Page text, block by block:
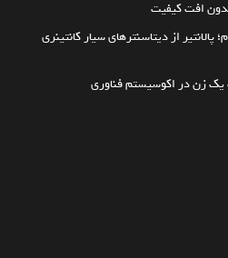
از دیتاسنترهای سیار کانتینری
یک زن در اکوسیستم فناوری